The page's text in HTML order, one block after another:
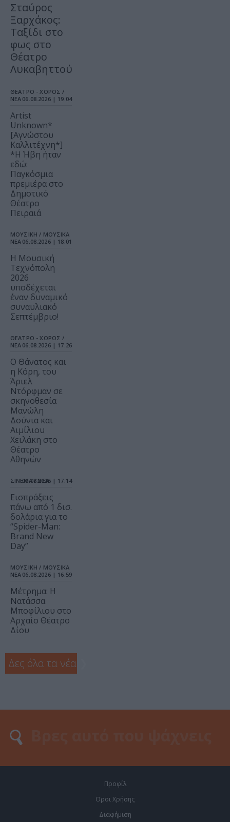
Σταύρος
Ξαρχάκος:
Ταξίδι στο
φως στο
Θέατρο
Λυκαβηττού
ΘΕΑΤΡΟ - ΧΟΡΟΣ /
ΝΕΑ 06.08.2026 | 19.04
Artist
Unknown*
[Αγνώστου
Καλλιτέχνη*]
*Η Ήβη ήταν
εδώ:
Παγκόσμια
πρεμιέρα στο
Δημοτικό
Θέατρο
Πειραιά
ΜΟΥΣΙΚΗ / ΜΟΥΣΙΚΑ
ΝΕΑ 06.08.2026 | 18.01
Η Μουσική
Τεχνόπολη
2026
υποδέχεται
έναν δυναμικό
συναυλιακό
Σεπτέμβριο!
ΘΕΑΤΡΟ - ΧΟΡΟΣ /
ΝΕΑ 06.08.2026 | 17.26
Ο Θάνατος και
η Κόρη, του
Άριελ
Ντόρφμαν σε
σκηνοθεσία
Μανώλη
Δούνια και
Αιμίλιου
Χειλάκη στο
Θέατρο
Αθηνών
ΣΙΝΕΜΑ / ΝΕΑ
06.08.2026 | 17.14
Εισπράξεις
πάνω από 1 δισ.
δολάρια για το
“Spider-Man:
Brand New
Day”
ΜΟΥΣΙΚΗ / ΜΟΥΣΙΚΑ
ΝΕΑ 06.08.2026 | 16.59
Μέτρημα: Η
Νατάσσα
Μποφίλιου στο
Αρχαίο Θέατρο
Δίου
Δες όλα τα νέα
Προφίλ
Οροι Χρήσης
Διαφήμιση